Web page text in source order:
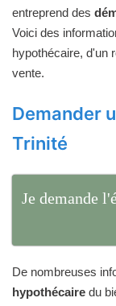
entreprend des
Voici des
hypothécaire, d'un
vente.
Demander
Trinité
Je demande
De nombreuses
hypothécaire du